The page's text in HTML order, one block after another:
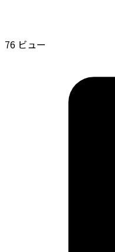
76 ビュー